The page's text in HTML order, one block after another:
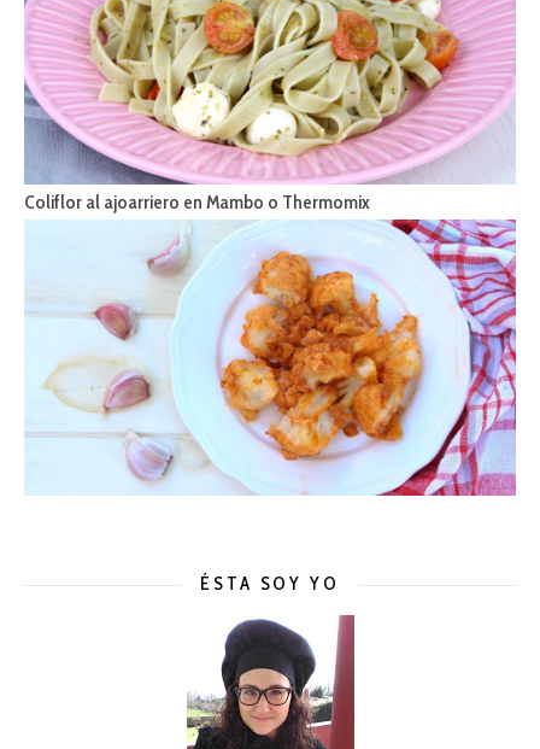
Coliflor al ajoarriero en Mambo o Thermomix
ÉSTA SOY YO